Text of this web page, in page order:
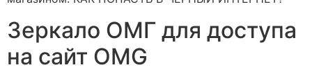
Зеркало ОМГ для доступа
на сайт OMG